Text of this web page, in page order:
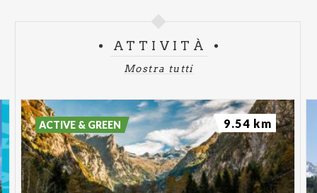
ATTIVITÀ
Mostra tutti
ACTIVE & GREEN 9.54 km